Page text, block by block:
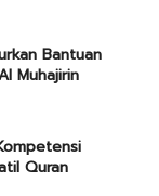
Bantuan
Muhajirin
Quran